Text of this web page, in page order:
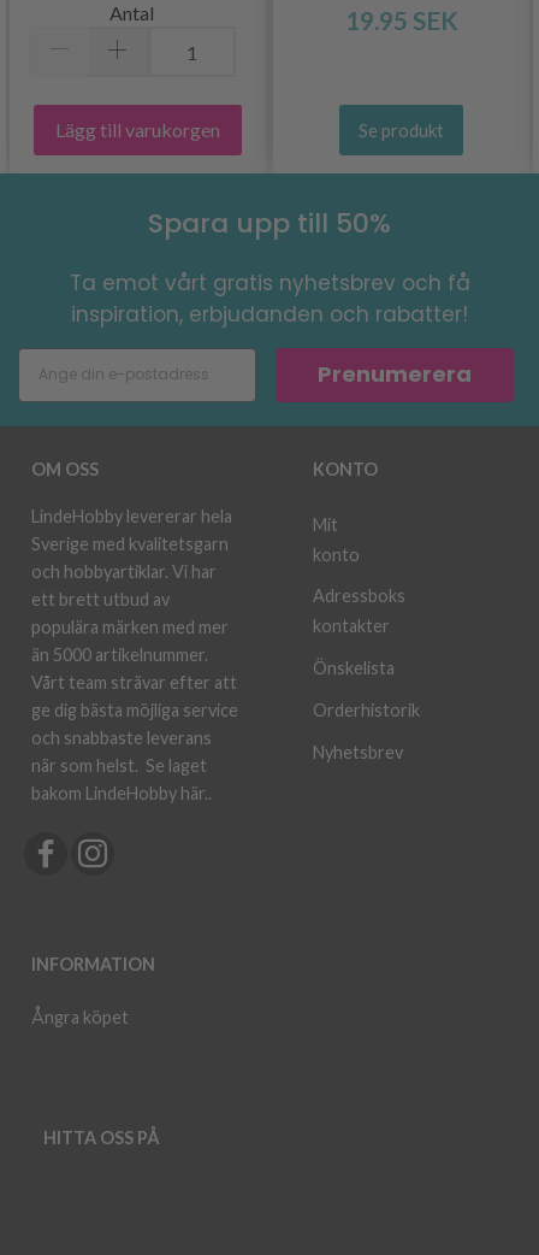
Antal
Lägg till varukorgen
19.95 SEK
Se produkt
Spara upp till 50%
Ta emot vårt gratis nyhetsbrev och få
inspiration, erbjudanden och rabatter!
Prenumerera
OM OSS
LindeHobby levererar hela
Sverige med kvalitetsgarn
och hobbyartiklar. Vi har
ett brett utbud av
populära märken med mer
än 5000 artikelnummer.
Vårt team strävar efter att
ge dig bästa möjliga service
och snabbaste leverans
när som helst. Se laget
bakom LindeHobby här..
INFORMATION
Ångra köpet
KONTO
Mit
konto
Adressboks
kontakter
Önskelista
Orderhistorik
Nyhetsbrev
HITTA OSS PÅ